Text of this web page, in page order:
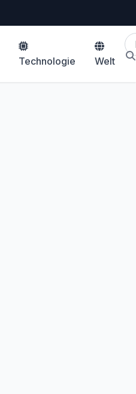
Technologie Welt